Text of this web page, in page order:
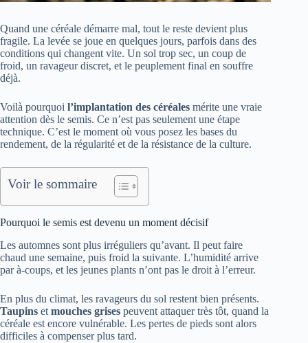
Quand une céréale démarre mal, tout le reste devient plus
fragile. La levée se joue en quelques jours, parfois dans des
conditions qui changent vite. Un sol trop sec, un coup de
froid, un ravageur discret, et le peuplement final en souffre
déjà.
Voilà pourquoi l’implantation des céréales mérite une vraie
attention dès le semis. Ce n’est pas seulement une étape
technique. C’est le moment où vous posez les bases du
rendement, de la régularité et de la résistance de la culture.
Voir le sommaire
Pourquoi le semis est devenu un moment décisif
Les automnes sont plus irréguliers qu’avant. Il peut faire
chaud une semaine, puis froid la suivante. L’humidité arrive
par à-coups, et les jeunes plants n’ont pas le droit à l’erreur.
En plus du climat, les ravageurs du sol restent bien présents.
Taupins et mouches grises peuvent attaquer très tôt, quand la
céréale est encore vulnérable. Les pertes de pieds sont alors
difficiles à compenser plus tard.